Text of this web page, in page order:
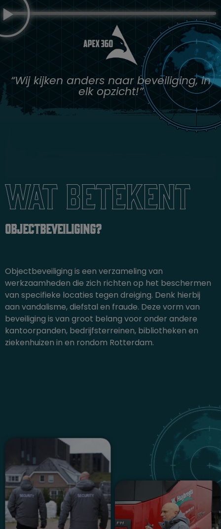
“Wij kijken anders naar beveiliging, in
elk opzicht!”
Wat betekent
objectbeveiliging?
Objectbeveiliging is een verzameling van
werkzaamheden die zich richten op het beschermen
van specifieke locaties tegen dreiging. Denk hierbij
aan vandalisme, diefstal en fraude. Deze vorm van
beveiliging is van groot belang voor onder andere
kantoorpanden, bedrijfsterreinen, bibliotheken en
ziekenhuizen in en rondom Rotterdam.